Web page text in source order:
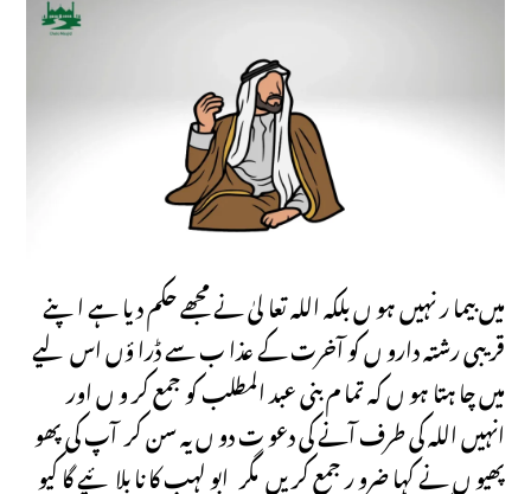
میں بیما ر نہیں ہو ں بلکہ اللہ تعا لیٰ نے مجھے حکم دیا ہے اپنے
قر یبی رشتہ دارو ں کو آخرت کے عذا ب سے ڈرا ؤں اس لیے
میں چا ہتا ہو ں کہ تما م بنی عبد المطلب کو جمع کر و ں اور
انہیں اللہ کی طرف آنے کی دعو ت دو ں یہ سن کر آپ کی پھو
پھیو ں نے کہا ضرو ر جمع کر یں مگر ابو لہب کا نا بلا ئیے گا کیو